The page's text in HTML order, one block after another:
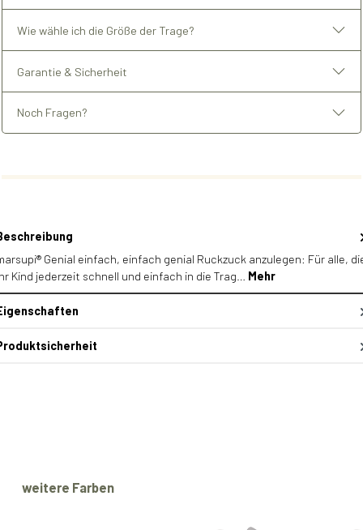
Wie wähle ich die Größe der Trage?
Garantie & Sicherheit
Noch Fragen?
Genial einfach, einfach genial Ruckzuck anzulegen: Für alle,
Kind jederzeit schnell und einfach in die Trag… Mehr
Produktgalerie überspringen
weitere Farben